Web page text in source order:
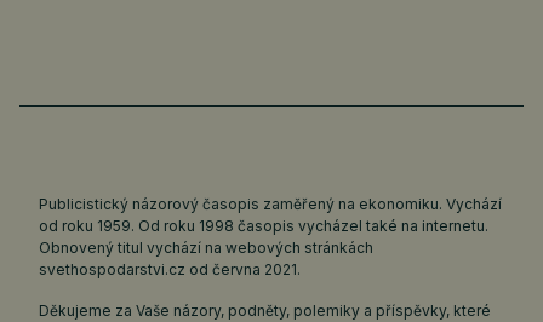
Publicistický názorový časopis zaměřený na ekonomiku. Vychází
od roku 1959. Od roku 1998 časopis vycházel také na internetu.
Obnovený titul vychází na webových stránkách
svethospodarstvi.cz od června 2021.
Děkujeme za Vaše názory, podněty, polemiky a příspěvky, které